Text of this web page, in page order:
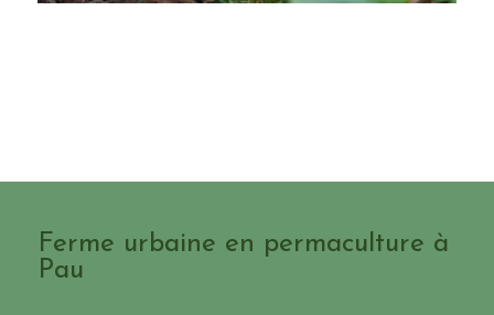
Ferme urbaine en permaculture à
Pau